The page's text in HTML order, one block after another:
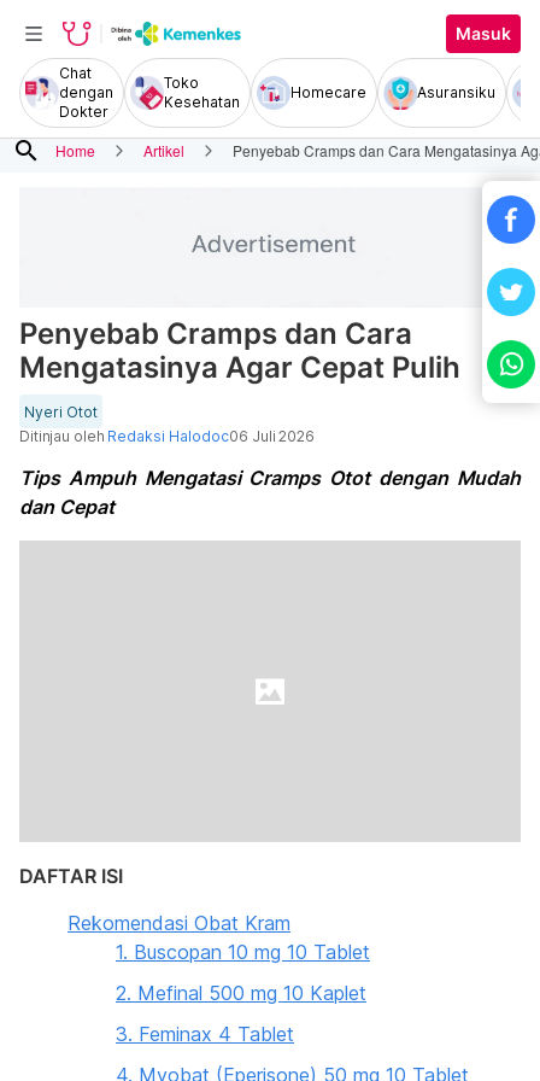
Masuk
Chat
dengan
Dokter
Toko
Kesehatan
Homecare Asuransiku
search Home Artikel Penyebab Cramps dan Cara Mengatasinya
Penyebab Cramps dan Cara
Mengatasinya Agar Cepat Pulih
Nyeri Otot
Ditinjau oleh Redaksi Halodoc06 Juli 2026
Tips Ampuh Mengatasi Cramps Otot dengan Mudah
dan Cepat
DAFTAR ISI
Rekomendasi Obat Kram
1. Buscopan 10 mg 10 Tablet
2. Mefinal 500 mg 10 Kaplet
3. Feminax 4 Tablet
4. Myobat (Eperisone) 50 mg 10 Tablet